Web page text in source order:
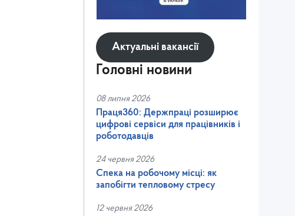
Актуальні вакансії
Головні новини
08 липня 2026
Праця360: Держпраці розширює
цифрові сервіси для працівників і
роботодавців
24 червня 2026
Спека на робочому місці: як
запобігти тепловому стресу
12 червня 2026